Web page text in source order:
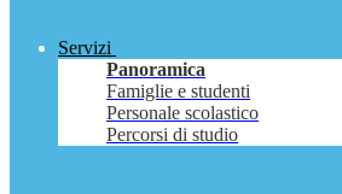
Servizi
Panoramica
Famiglie e studenti
Personale scolastico
Percorsi di studio